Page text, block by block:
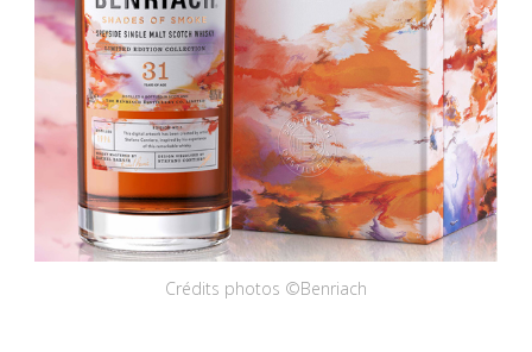
Crédits photos ©Benriach